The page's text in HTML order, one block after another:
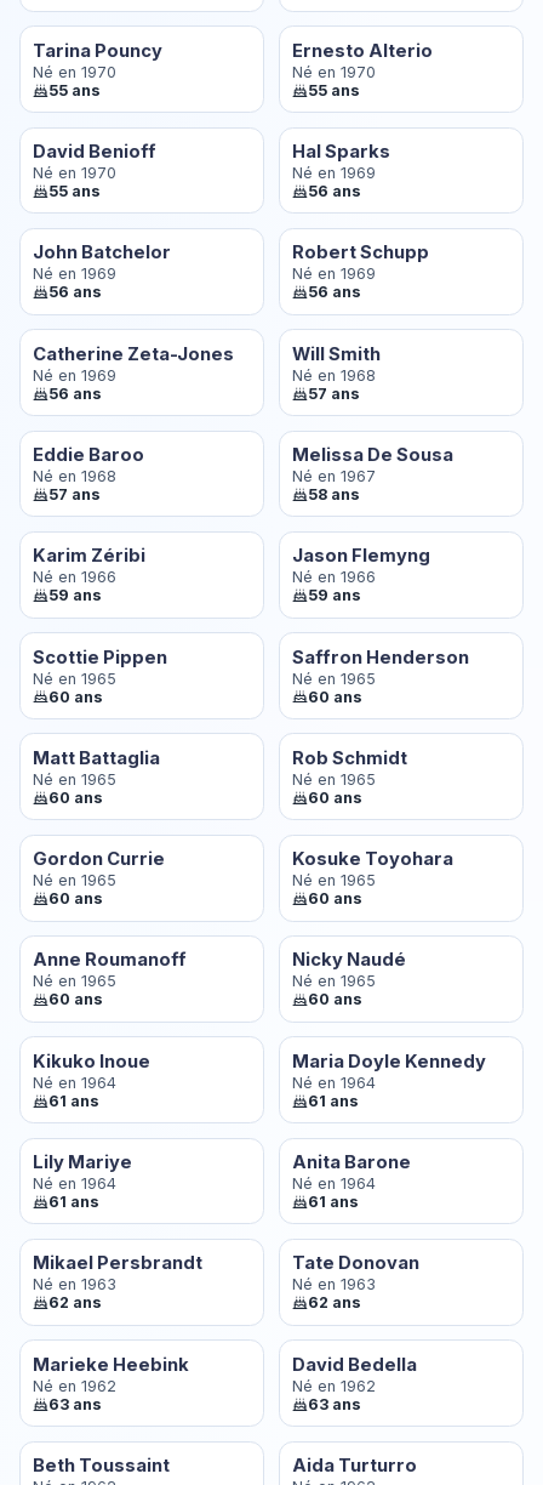
Tarina Pouncy
Né en 1970
55 ans
Ernesto Alterio
Né en 1970
55 ans
David Benioff
Né en 1970
55 ans
Hal Sparks
Né en 1969
56 ans
John Batchelor
Né en 1969
56 ans
Robert Schupp
Né en 1969
56 ans
Catherine Zeta-Jones
Né en 1969
56 ans
Will Smith
Né en 1968
57 ans
Eddie Baroo
Né en 1968
57 ans
Melissa De Sousa
Né en 1967
58 ans
Karim Zéribi
Né en 1966
59 ans
Jason Flemyng
Né en 1966
59 ans
Scottie Pippen
Né en 1965
60 ans
Saffron Henderson
Né en 1965
60 ans
Matt Battaglia
Né en 1965
60 ans
Rob Schmidt
Né en 1965
60 ans
Gordon Currie
Né en 1965
60 ans
Kosuke Toyohara
Né en 1965
60 ans
Anne Roumanoff
Né en 1965
60 ans
Nicky Naudé
Né en 1965
60 ans
Kikuko Inoue
Né en 1964
61 ans
Maria Doyle Kennedy
Né en 1964
61 ans
Lily Mariye
Né en 1964
61 ans
Anita Barone
Né en 1964
61 ans
Mikael Persbrandt
Né en 1963
62 ans
Tate Donovan
Né en 1963
62 ans
Marieke Heebink
Né en 1962
63 ans
David Bedella
Né en 1962
63 ans
Beth Toussaint Aida Turturro